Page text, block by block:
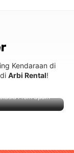
Kendaraan di
Arbi Rental!
From Spain